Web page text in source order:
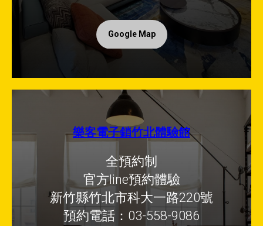
Google Map
樂客電子鎖竹北體驗館
全預約制
官方line預約體驗
新竹縣竹北市科大一路220號
預約電話：03-558-9086